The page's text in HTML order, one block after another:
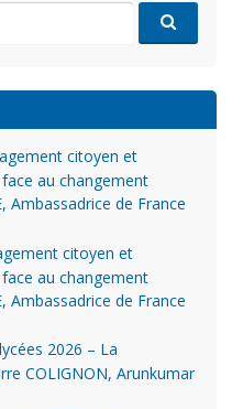
citoyen et
au changement
Ambassadrice de France
citoyen et
au changement
Ambassadrice de France
2026 – La
COLIGNON, Arunkumar